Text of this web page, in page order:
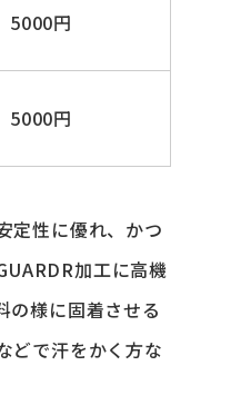
5000円
5000円
定性に優れ、かつ
加工に高機
の様に固着させる
どで汗をかく方な